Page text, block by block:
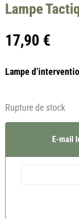
Lampe
17,90 €
Lampe
Rupture de stock
E-mail